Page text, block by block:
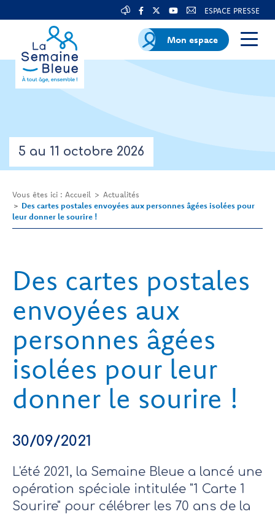
ESPACE PRESSE
Mon espace
5 au 11 octobre 2026
Vous êtes ici : Accueil
Actualités
Des cartes postales envoyées aux personnes âgées isolées pour
leur donner le sourire !
Des cartes postales
envoyées aux
personnes âgées
isolées pour leur
donner le sourire !
30/09/2021
L'été 2021, la Semaine Bleue a lancé une
opération spéciale intitulée "1 Carte 1
Sourire" pour célébrer les 70 ans de la